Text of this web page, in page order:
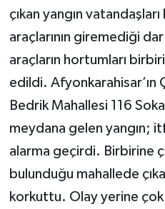
çıkan yangın
araçlarının giremediği
araçların hortumları
edildi. Afyonkarahisar’ın
Bedrik Mahallesi 116
meydana gelen yangın;
alarma geçirdi. Birbirine
bulunduğu mahallede
korkuttu. Olay yerine